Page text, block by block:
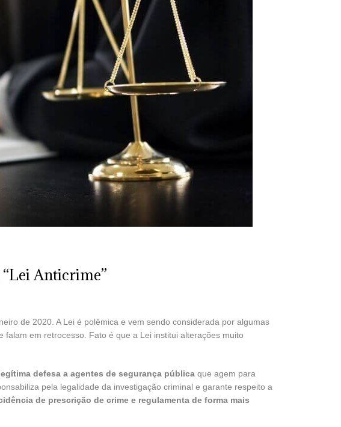
Anticrime”
de 2020. A Lei é polêmica e vem sendo considerada por algumas
em retrocesso. Fato é que a Lei institui alterações muito
defesa a agentes de segurança pública que agem para
pela legalidade da investigação criminal e garante respeito a
de prescrição de crime e regulamenta de forma mais